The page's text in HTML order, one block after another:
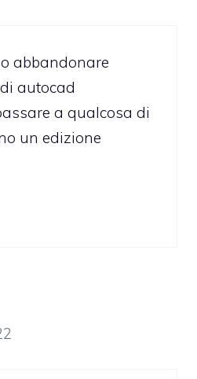
abbandonare
autocad
a qualcosa di
un edizione